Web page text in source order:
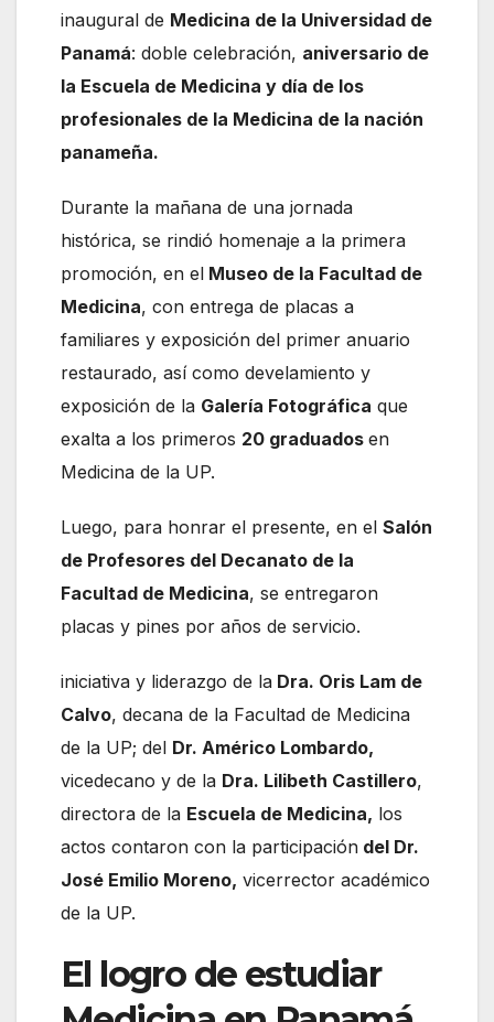
inaugural de Medicina de la Universidad de
Panamá: doble celebración, aniversario de
la Escuela de Medicina y día de los
profesionales de la Medicina de la nación
panameña.
Durante la mañana de una jornada
histórica, se rindió homenaje a la primera
promoción, en el Museo de la Facultad de
Medicina, con entrega de placas a
familiares y exposición del primer anuario
restaurado, así como develamiento y
exposición de la Galería Fotográfica que
exalta a los primeros 20 graduados en
Medicina de la UP.
Luego, para honrar el presente, en el Salón
de Profesores del Decanato de la
Facultad de Medicina, se entregaron
placas y pines por años de servicio.
iniciativa y liderazgo de la Dra. Oris Lam de
Calvo, decana de la Facultad de Medicina
de la UP; del Dr. Américo Lombardo,
vicedecano y de la Dra. Lilibeth Castillero,
directora de la Escuela de Medicina, los
actos contaron con la participación del Dr.
José Emilio Moreno, vicerrector académico
de la UP.
El logro de estudiar